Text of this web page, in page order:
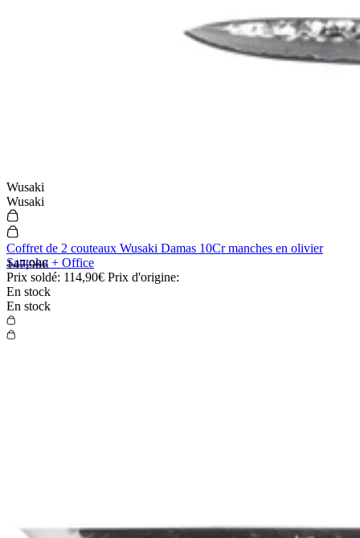
Wusaki
Wusaki
Coffret de 2 couteaux Wusaki Damas 10Cr manches en olivier
Santoku + Office
Prix soldé: 114,90€ Prix d'origine:
147,90€
En stock
En stock